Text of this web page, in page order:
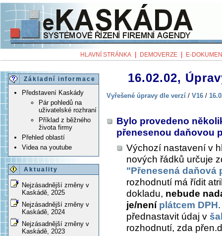
HLAVNÍ STRÁNKA DEMOVERZE E-
Základní informace
Představení Kaskády
Pár pohledů na
uživatelské rozhraní
Příklad z běžného
života firmy
Přehled oblastí
Videa na youtube
Aktuality
Nejzásadnější změny v
Kaskádě, 2025
Nejzásadnější změny v
Kaskádě, 2024
Nejzásadnější změny v
Kaskádě, 2023
16.02.02,
Vyřešené úpravy dle verzí / V16 /
Bylo provedeno
přenesenou daňovou
Výchozí nastavení v
nových řádků určuje
"Přenesená daňová
rozhodnutí má řídit
dokladu, nebude
je/není plátcem DPH
přednastavit údaj v
rozhodnutí, zda